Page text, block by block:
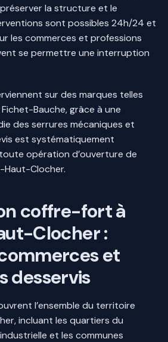
la structure et le
sont possibles 24h/24 et
les commerces et professions
se permettre une interruption
sur des marques telles
Bauche, grâce à une
des serrures mécaniques et
est systématiquement
opération d’ouverture de
Clocher.
coffre-fort à
Clocher :
et
desservis
l’ensemble du territoire
incluant les quartiers du
et les communes